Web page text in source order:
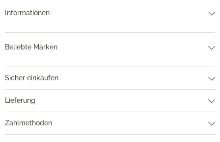
Informationen
Beliebte Marken
Sicher einkaufen
Lieferung
Zahlmethoden